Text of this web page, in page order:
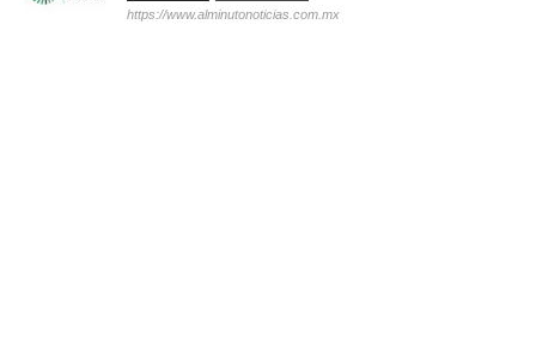
https://www.alminutonoticias.com.mx